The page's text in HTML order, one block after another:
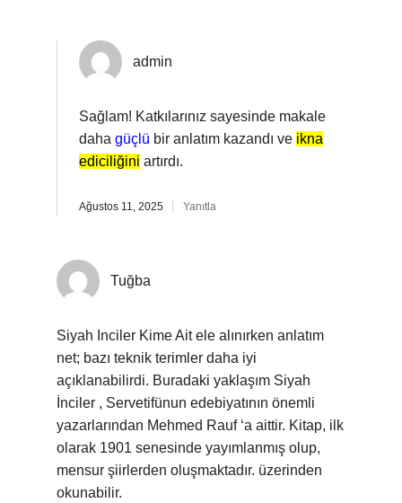
admin
Sağlam! Katkılarınız sayesinde makale
daha güçlü bir anlatım kazandı ve ikna
ediciliğini artırdı.
Ağustos 11, 2025 Yanıtla
Tuğba
Siyah Inciler Kime Ait ele alınırken anlatım
net; bazı teknik terimler daha iyi
açıklanabilirdi. Buradaki yaklaşım Siyah
İnciler , Servetifünun edebiyatının önemli
yazarlarından Mehmed Rauf ‘a aittir. Kitap, ilk
olarak 1901 senesinde yayımlanmış olup,
mensur şiirlerden oluşmaktadır. üzerinden
okunabilir.